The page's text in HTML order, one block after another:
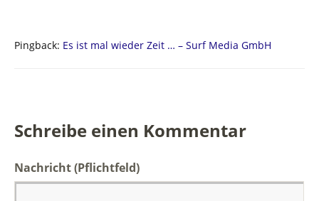
Pingback: Es ist mal wieder Zeit … – Surf Media GmbH
Schreibe einen Kommentar
Nachricht(Pflichtfeld)